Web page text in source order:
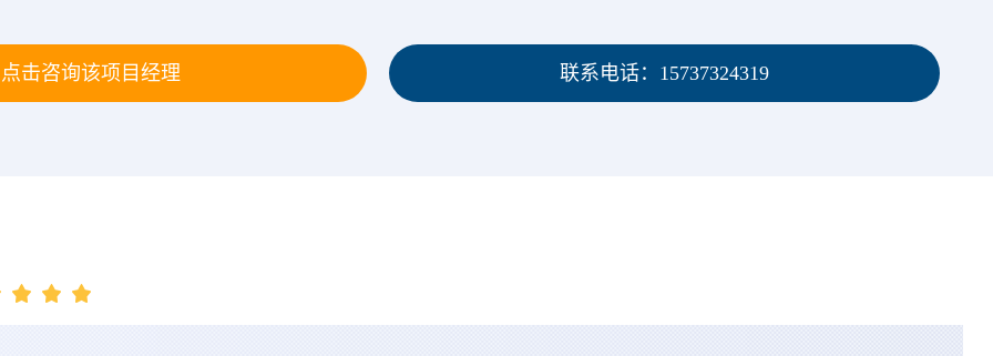
点击咨询该项目经理 联系电话：15737324319